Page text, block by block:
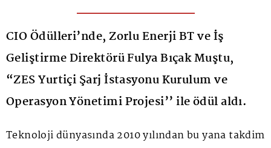
CIO Ödülleri’nde, Zorlu Enerji BT ve İş
Geliştirme Direktörü Fulya Bıçak Muştu,
“ZES Yurtiçi Şarj İstasyonu Kurulum ve
Operasyon Yönetimi Projesi’’ ile ödül aldı.
Teknoloji dünyasında 2010 yılından bu yana takdim